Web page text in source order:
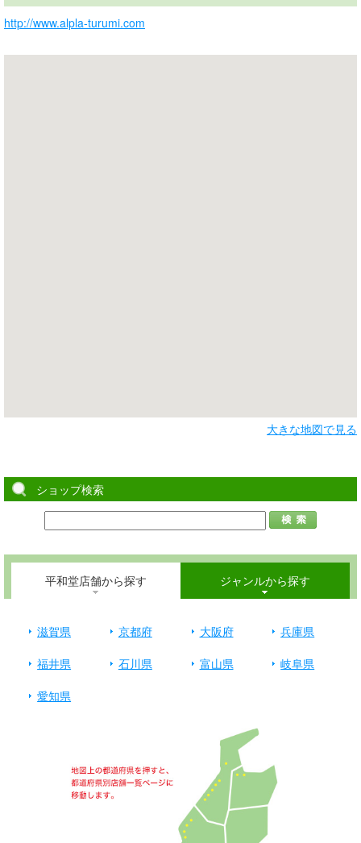
http://www.alpla-turumi.com
大きな地図で見る
ショップ検索
平和堂店舗から探す ジャンルから探す
滋賀県 京都府 大阪府
兵庫県
福井県
石川県 富山県
岐阜県
愛知県